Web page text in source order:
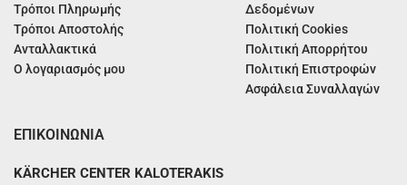
Τρόποι Πληρωμής
Τρόποι Αποστολής
Ανταλλακτικά
Ο λογαριασμός μου
Δεδομένων
Πολιτική Cookies
Πολιτική Απορρήτου
Πολιτική Επιστροφών
Ασφάλεια Συναλλαγών
ΕΠΙΚΟΙΝΩΝΙΑ
KÄRCHER CENTER KALOTERAKIS